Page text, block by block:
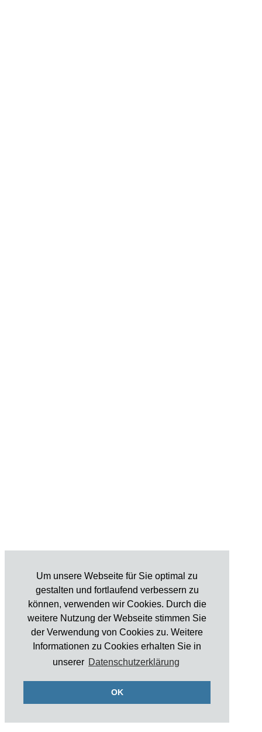
Um unsere Webseite für Sie optimal zu
gestalten und fortlaufend verbessern zu
können, verwenden wir Cookies. Durch die
weitere Nutzung der Webseite stimmen Sie
der Verwendung von Cookies zu. Weitere
Informationen zu Cookies erhalten Sie in
unserer Datenschutzerklärung
OK